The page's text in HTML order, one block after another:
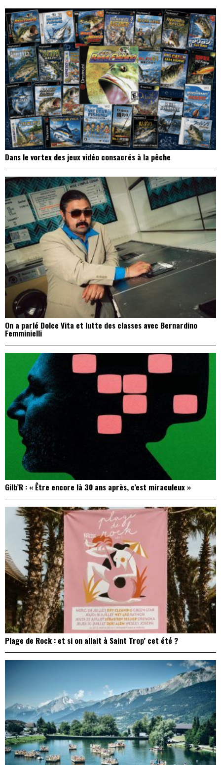
Dans le vortex des jeux vidéo consacrés à la pêche
On a parlé Dolce Vita et lutte des classes avec Bernardino
Femminielli
Gilb’R : « Être encore là 30 ans après, c’est miraculeux »
Plage de Rock : et si on allait à Saint Trop’ cet été ?